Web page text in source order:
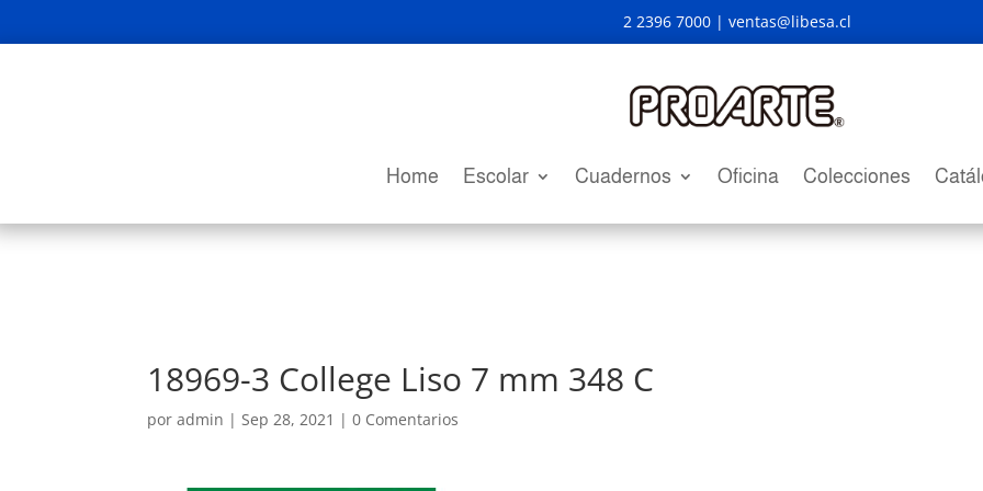
2 2396 7000 | ventas@libesa.cl
Home Escolar Cuadernos Oficina Colecciones
18969-3 College Liso 7 mm 348 C
poradmin | Sep 28, 2021 |0 Comentarios